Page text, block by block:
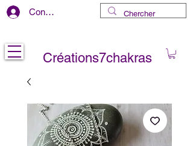
Créations7chakras
Connexion